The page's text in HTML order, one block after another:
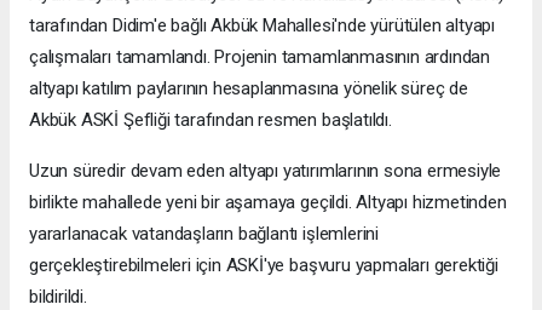
tarafından Didim'e bağlı Akbük Mahallesi'nde yürütülen altyapı
çalışmaları tamamlandı. Projenin tamamlanmasının ardından
altyapı katılım paylarının hesaplanmasına yönelik süreç de
Akbük ASKİ Şefliği tarafından resmen başlatıldı.
Uzun süredir devam eden altyapı yatırımlarının sona ermesiyle
birlikte mahallede yeni bir aşamaya geçildi. Altyapı hizmetinden
yararlanacak vatandaşların bağlantı işlemlerini
gerçekleştirebilmeleri için ASKİ'ye başvuru yapmaları gerektiği
bildirildi.